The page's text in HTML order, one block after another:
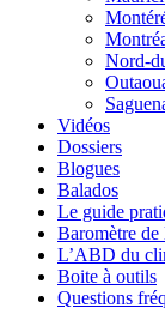
Nord-
Vidéos
Dossiers
Blogues
Balados
Le guide
Baromètre
L’ABD du
Boite à outils
Questions